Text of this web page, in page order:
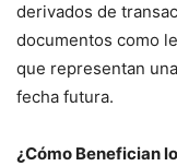
derivados de
documentos como
que representan
fecha futura.
¿Cómo Benefician